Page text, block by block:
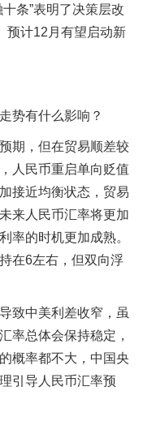
条”表明了决策层改
预计12月有望启动新
势有什么影响？
期，但在贸易顺差较
人民币重启单向贬值
接近均衡状态，贸易
来人民币汇率将更加
率的时机更加成熟。
在6左右，但双向浮
致中美利差收窄，虽
率总体会保持稳定，
概率都不大，中国央
引导人民币汇率预